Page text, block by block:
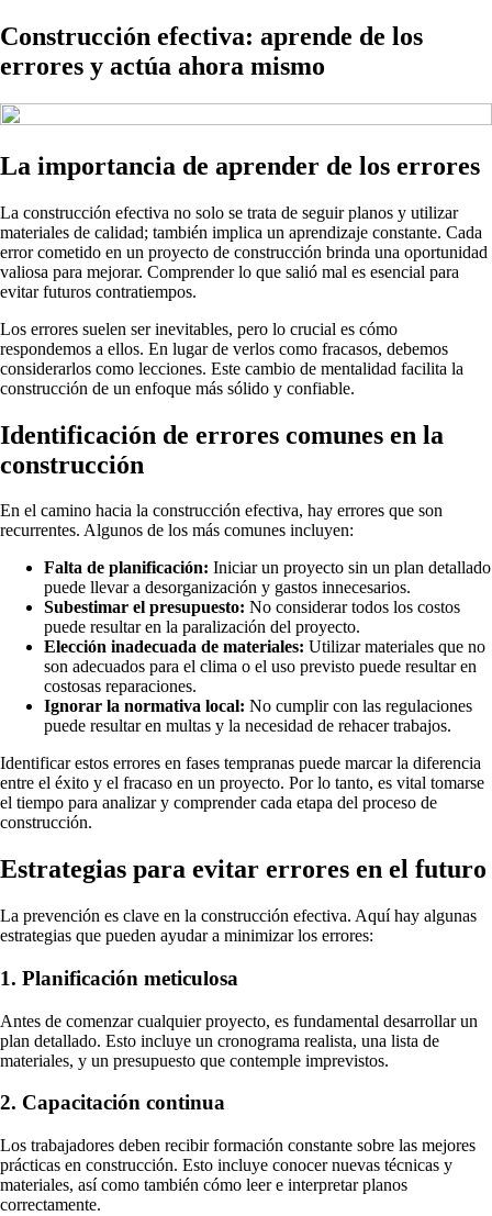
Construcción efectiva: aprende de los
errores y actúa ahora mismo
La importancia de aprender de los errores
La construcción efectiva no solo se trata de seguir planos y utilizar
materiales de calidad; también implica un aprendizaje constante. Cada
error cometido en un proyecto de construcción brinda una oportunidad
valiosa para mejorar. Comprender lo que salió mal es esencial para
evitar futuros contratiempos.
Los errores suelen ser inevitables, pero lo crucial es cómo
respondemos a ellos. En lugar de verlos como fracasos, debemos
considerarlos como lecciones. Este cambio de mentalidad facilita la
construcción de un enfoque más sólido y confiable.
Identificación de errores comunes en la
construcción
En el camino hacia la construcción efectiva, hay errores que son
recurrentes. Algunos de los más comunes incluyen:
Falta de planificación: Iniciar un proyecto sin un plan detallado
puede llevar a desorganización y gastos innecesarios.
Subestimar el presupuesto: No considerar todos los costos
puede resultar en la paralización del proyecto.
Elección inadecuada de materiales: Utilizar materiales que no
son adecuados para el clima o el uso previsto puede resultar en
costosas reparaciones.
Ignorar la normativa local: No cumplir con las regulaciones
puede resultar en multas y la necesidad de rehacer trabajos.
Identificar estos errores en fases tempranas puede marcar la diferencia
entre el éxito y el fracaso en un proyecto. Por lo tanto, es vital tomarse
el tiempo para analizar y comprender cada etapa del proceso de
construcción.
Estrategias para evitar errores en el futuro
La prevención es clave en la construcción efectiva. Aquí hay algunas
estrategias que pueden ayudar a minimizar los errores:
1. Planificación meticulosa
Antes de comenzar cualquier proyecto, es fundamental desarrollar un
plan detallado. Esto incluye un cronograma realista, una lista de
materiales, y un presupuesto que contemple imprevistos.
2. Capacitación continua
Los trabajadores deben recibir formación constante sobre las mejores
prácticas en construcción. Esto incluye conocer nuevas técnicas y
materiales, así como también cómo leer e interpretar planos
correctamente.